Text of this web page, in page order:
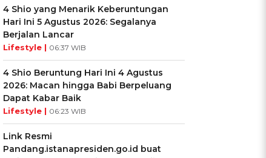
4 Shio yang Menarik Keberuntungan
Hari Ini 5 Agustus 2026: Segalanya
Berjalan Lancar
Lifestyle | 06:37 WIB
4 Shio Beruntung Hari Ini 4 Agustus
2026: Macan hingga Babi Berpeluang
Dapat Kabar Baik
Lifestyle | 06:23 WIB
Link Resmi
Pandang.istanapresiden.go.id buat